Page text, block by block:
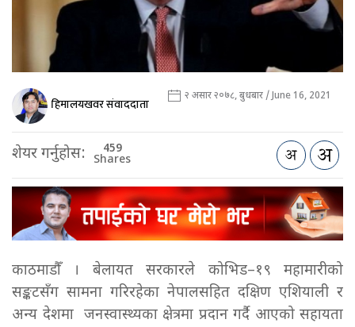
हिमालयखवर संवाददाता २ असार २०७८, बुधबार / June 16, 2021
शेयर गर्नुहोस: 459
Shares
काठमाडौँ । बेलायत सरकारले कोभिड–१९ महामारीको
सङ्कटसँग सामना गरिरहेका नेपालसहित दक्षिण एशियाली र
अन्य देशमा जनस्वास्थ्यका क्षेत्रमा प्रदान गर्दै आएको सहायता